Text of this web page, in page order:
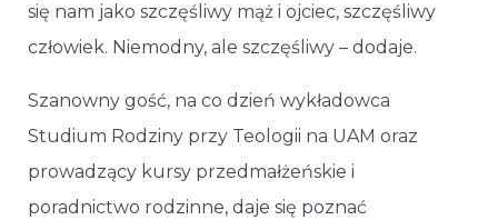
się nam jako szczęśliwy mąż i ojciec, szczęśliwy
człowiek. Niemodny, ale szczęśliwy – dodaje.
Szanowny gość, na co dzień wykładowca
Studium Rodziny przy Teologii na UAM oraz
prowadzący kursy przedmałżeńskie i
poradnictwo rodzinne, daje się poznać